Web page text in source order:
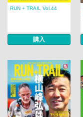
RUN + TRAIL Vol.44
購入